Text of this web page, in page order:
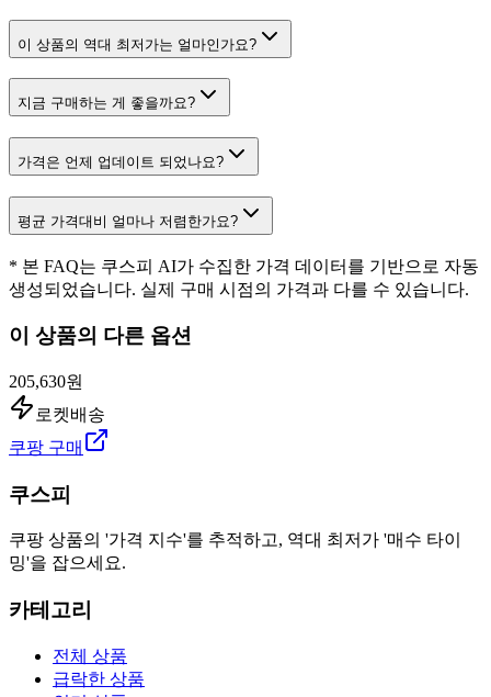
이 상품의 역대 최저가는 얼마인가요?
지금 구매하는 게 좋을까요?
가격은 언제 업데이트 되었나요?
평균 가격대비 얼마나 저렴한가요?
* 본 FAQ는 쿠스피 AI가 수집한 가격 데이터를 기반으로 자동
생성되었습니다. 실제 구매 시점의 가격과 다를 수 있습니다.
이 상품의 다른 옵션
205,630원
로켓배송
쿠팡 구매
쿠스피
쿠팡 상품의 '가격 지수'를 추적하고, 역대 최저가 '매수 타이
밍'을 잡으세요.
카테고리
전체 상품
급락한 상품